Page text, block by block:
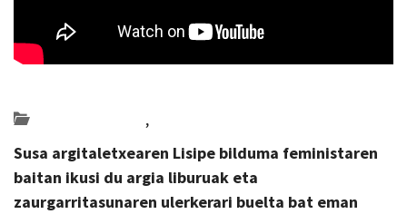
,
Susa argitaletxearen Lisipe bilduma feministaren
baitan ikusi du argia liburuak eta
zaurgarritasunaren ulerkerari buelta bat eman